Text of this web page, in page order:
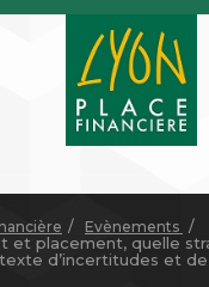
Evènements
et placement, quelle
d’incertitudes et